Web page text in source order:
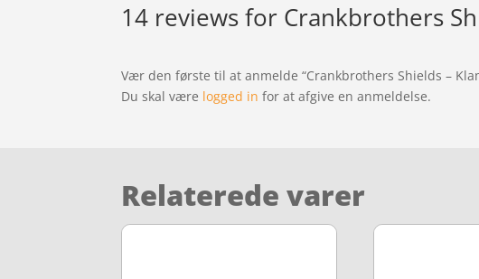
14 reviews for Crankbrothers
Vær den første til at anmelde “Crankbrothers Shields –
Du skal være logged in for at afgive en anmeldelse.
Relaterede varer